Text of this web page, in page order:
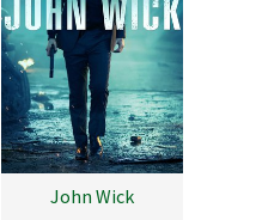
John Wick